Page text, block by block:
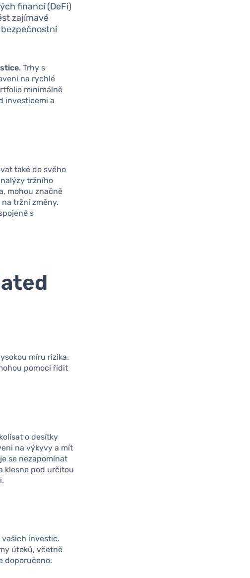
financí (DeFi)
zajímavé
. Trhy s
na rychlé
minimálně
investicemi a
také do svého
tržního
mohou značně
tržní změny.
s
míru rizika.
pomoci řídit
o desítky
na výkyvy a mít
se nezapomínat
klesne pod určitou
investic.
útoků, včetně
doporučeno: